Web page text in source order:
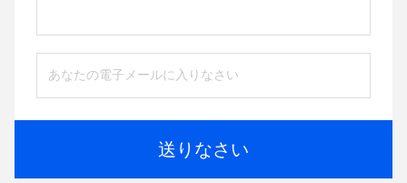
送りなさい